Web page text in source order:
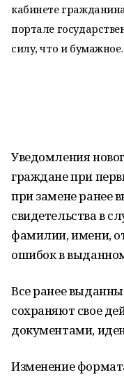
кабинете
портале
силу, что и бумажное.
Уведомления
граждане при
при замене ранее
свидетельства в
фамилии, имени,
ошибок в
Все ранее
сохраняют свое
документами,
Изменение